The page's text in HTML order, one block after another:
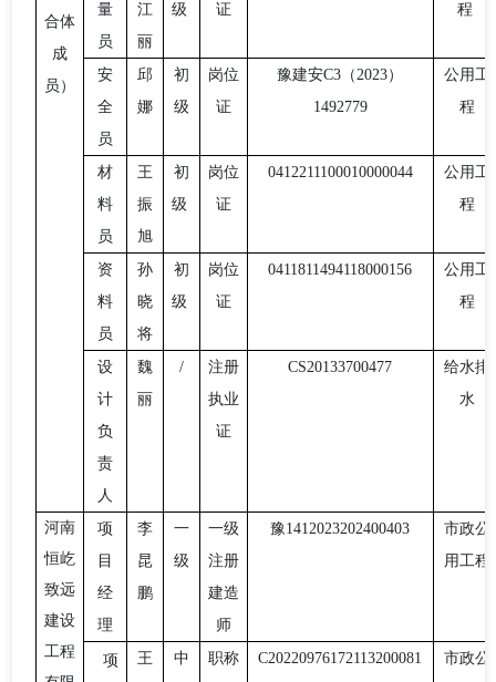
合体
成
员）
量
员
江
丽
级
证
程
安
全
员
邱
娜
初
级
岗位
证
豫建安C3（2023）
1492779
公用工
程
材
料
员
王
振
旭
初
级
岗位
证
0412211100010000044
公用工
程
资
料
员
孙
晓
将
初
级
岗位
证
0411811494118000156
公用工
程
设
计
负
责
人
魏
丽
/
注册
执业
证
CS20133700477
给水排
水
河南
恒屹
致远
建设
工程
项
目
经
理
李
昆
鹏
一
级
一级
注册
建造
师
豫1412023202400403
市政公
用工程
项 王 中 职称 C20220976172113200081 市政公